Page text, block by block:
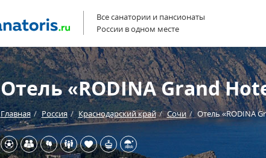
Все санатории и пансионаты
России в одном месте
Отель «RODINA Grand
Главная Россия Краснодарский край Сочи Отель «RODINA